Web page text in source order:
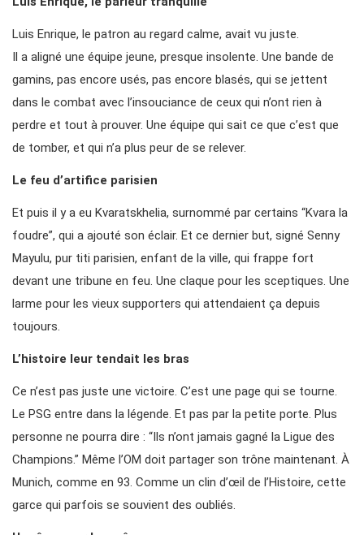
Luis Enrique, le patron au regard calme, avait vu juste.
Il a aligné une équipe jeune, presque insolente. Une bande de
gamins, pas encore usés, pas encore blasés, qui se jettent
dans le combat avec l’insouciance de ceux qui n’ont rien à
perdre et tout à prouver. Une équipe qui sait ce que c’est que
de tomber, et qui n’a plus peur de se relever.
Le feu d’artifice parisien
Et puis il y a eu Kvaratskhelia, surnommé par certains “Kvara la
foudre”, qui a ajouté son éclair. Et ce dernier but, signé Senny
Mayulu, pur titi parisien, enfant de la ville, qui frappe fort
devant une tribune en feu. Une claque pour les sceptiques. Une
larme pour les vieux supporters qui attendaient ça depuis
toujours.
L’histoire leur tendait les bras
Ce n’est pas juste une victoire. C’est une page qui se tourne.
Le PSG entre dans la légende. Et pas par la petite porte. Plus
personne ne pourra dire : “Ils n’ont jamais gagné la Ligue des
Champions.” Même l’OM doit partager son trône maintenant. À
Munich, comme en 93. Comme un clin d’œil de l’Histoire, cette
garce qui parfois se souvient des oubliés.